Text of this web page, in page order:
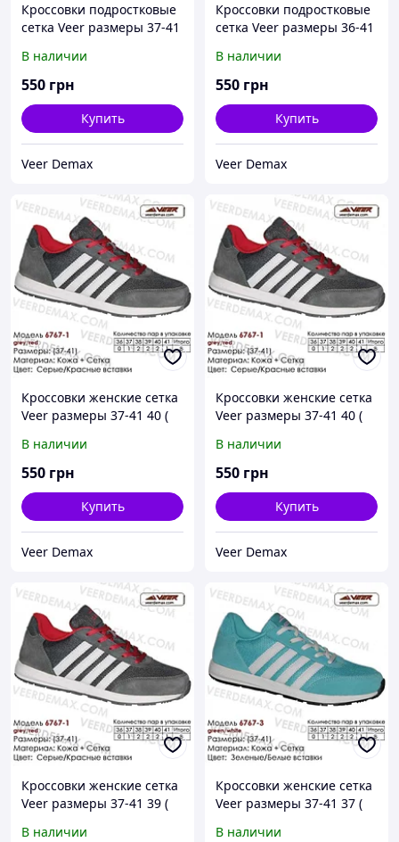
Кроссовки подростковые
сетка Veer размеры 37-41
В наличии
550 грн
Купить
Veer Demax
Кроссовки подростковые
сетка Veer размеры 36-41
синий/зеленый
В наличии
550 грн
Купить
Veer Demax
Кроссовки женские сетка
Veer размеры 37-41 40 (
В наличии
550 грн
Купить
Veer Demax
Кроссовки женские сетка
Veer размеры 37-41 40 (
В наличии
550 грн
Купить
Veer Demax
Кроссовки женские сетка
Veer размеры 37-41 39 (
В наличии
Кроссовки женские сетка
Veer размеры 37-41 37 (
В наличии